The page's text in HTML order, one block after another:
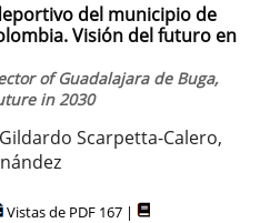
del municipio de
Visión del futuro en
of Guadalajara de Buga,
in 2030
Scarpetta-Calero,
Vistas de PDF 167 |